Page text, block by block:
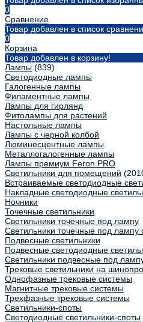
0
Сравнение
Товар добавлен в список
0
Корзина
Товар добавлен в корзину!
Лампы (839)
Светодиодные лампы
Галогенные лампы
Филаментные лампы
Лампы для гирлянд
Фитолампы для растений
Настольные лампы
Лампы с черной колбой
Люминесцентные лампы
Металлогалогенные лампы
Лампы премиум Feron.PRO
Светильники для помещений
Встраиваемые светодиодные
Накладные светодиодные
Ночники
Точечные светильники
Светильники точечные под лампу
Светильники точечные под лампу
Подвесные светильники
Подвесные светодиодные
Светильники подвесные под
Трековые светильники на
Однофазные трековые системы
Магнитные трековые системы
Трехфазные трековые системы
Светильники-споты
Светодиодные светильники-споты